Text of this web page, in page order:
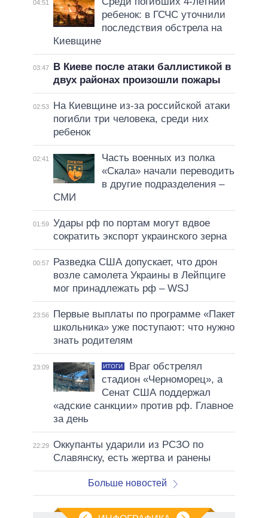
04:51
ребенок: в ГСЧС уточнили
последствия обстрела на
Киевщине
03:47
В Киеве после атаки баллистикой в
двух районах произошли пожары
02:53
На Киевщине из-за российской атаки
погибли три человека, среди них
ребенок
02:41
Часть военных из полка
«Скала» начали переводить
в другие подразделения –
СМИ
01:59 Удары рф по портам могут вдвое
сократить экспорт украинского зерна
00:57
Разведка США допускает, что дрон
возле самолета Украины в Лейпциге
мог принадлежать рф – WSJ
23:56
Первые выплаты по программе «Пакет
школьника» уже поступают: что нужно
знать родителям
23:09 ИТОГИ
Враг обстрелял
стадион «Черноморец», а
Сенат США поддержал
«адские санкции» против рф. Главное
за день
22:29 Оккупанты ударили из РСЗО по
Славянску, есть жертва и ранены
Больше новостей